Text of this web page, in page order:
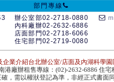
部門專線
辦公室部02-2718-0880
內科廠辦02-2632-6886
店面部門02-2718-6066
住宅部門02-2719-0080
業介紹台北辦公室/店面及內湖科學
港廠辦租售專線：(02)-2632-6886 住
，需以權狀登記為準，非經正式書面